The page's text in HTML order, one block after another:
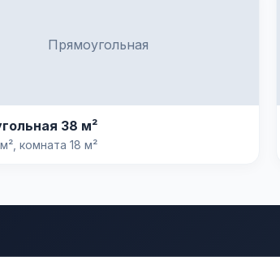
Прямоугольная
38 м²
комната 18 м²